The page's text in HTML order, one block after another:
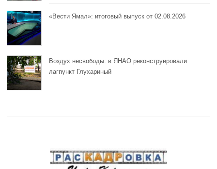
«Вести Ямал»: итоговый выпуск от 02.08.2026
Воздух несвободы: в ЯНАО реконструировали
лагпункт Глухариный